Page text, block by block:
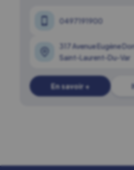
0497191900
317 Avenue Eugène
Saint-Laurent-Du-Var
En savoir +